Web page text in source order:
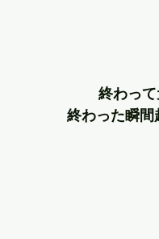
終わって
終わった瞬間